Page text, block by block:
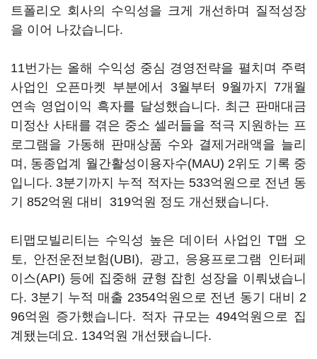
트폴리오 회사의 수익성을 크게 개선하며 질적성장
을 이어 나갔습니다.
11번가는 올해 수익성 중심 경영전략을 펼치며 주력
사업인 오픈마켓 부분에서 3월부터 9월까지 7개월
연속 영업이익 흑자를 달성했습니다. 최근 판매대금
미정산 사태를 겪은 중소 셀러들을 적극 지원하는 프
로그램을 가동해 판매상품 수와 결제거래액을 늘리
며, 동종업계 월간활성이용자수(MAU) 2위도 기록 중
입니다. 3분기까지 누적 적자는 533억원으로 전년 동
기 852억원 대비 319억원 정도 개선됐습니다.
티맵모빌리티는 수익성 높은 데이터 사업인 T맵 오
토, 안전운전보험(UBI), 광고, 응용프로그램 인터페
이스(API) 등에 집중해 균형 잡힌 성장을 이뤄냈습니
다. 3분기 누적 매출 2354억원으로 전년 동기 대비 2
96억원 증가했습니다. 적자 규모는 494억원으로 집
계됐는데요. 134억원 개선됐습니다.